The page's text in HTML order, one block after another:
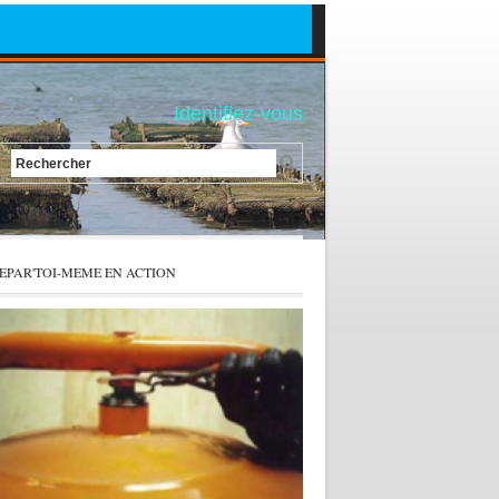
Identifiez-vous
Rechercher
MEME EN ACTION